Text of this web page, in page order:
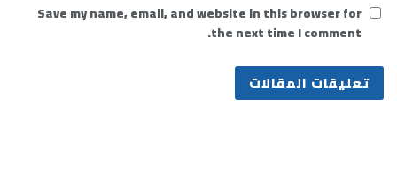
Save my name, email, and website in this browser for
the next time I comment.